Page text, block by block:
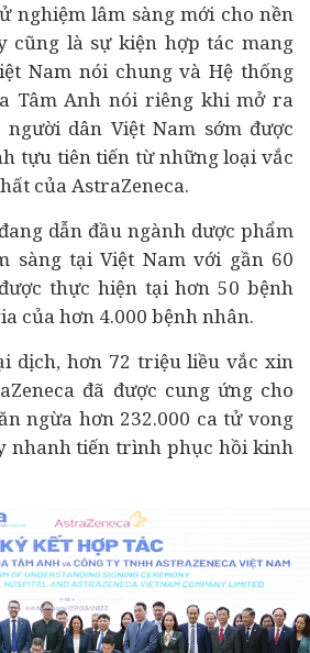
nghiệm lâm sàng mới cho nền
cũng là sự kiện hợp tác mang
Nam nói chung và Hệ thống
Tâm Anh nói riêng khi mở ra
dân Việt Nam sớm được
tựu tiên tiến từ những loại vắc
của AstraZeneca.
dẫn đầu ngành dược phẩm
sàng tại Việt Nam với gần 60
thực hiện tại hơn 50 bệnh
của hơn 4.000 bệnh nhân.
dịch, hơn 72 triệu liều vắc xin
đã được cung ứng cho
ngừa hơn 232.000 ca tử vong
nhanh tiến trình phục hồikinh